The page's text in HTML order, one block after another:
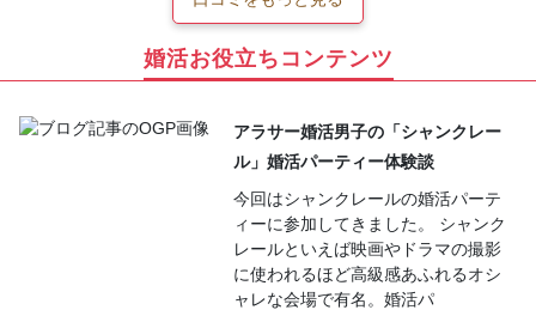
婚活お役立ちコンテンツ
アラサー婚活男子の「シャンクレー
ル」婚活パーティー体験談
今回はシャンクレールの婚活パーテ
ィーに参加してきました。 シャンク
レールといえば映画やドラマの撮影
に使われるほど高級感あふれるオシ
ャレな会場で有名。婚活パ